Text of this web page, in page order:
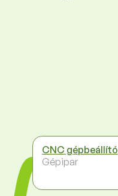
CNC gépbeállító
Gépipar